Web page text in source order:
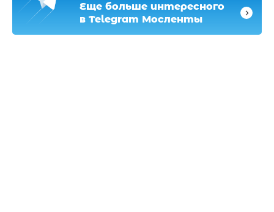
Еще больше интересного
в Telegram Мосленты